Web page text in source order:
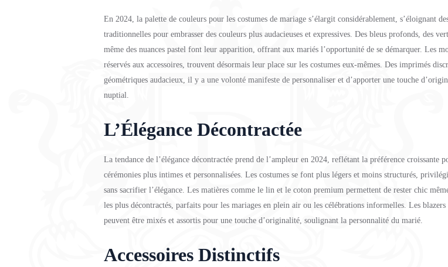
En 2024, la palette de couleurs pour les costumes de mariage s’élargit considérablement, s’éloignant
traditionnelles pour embrasser des couleurs plus audacieuses et expressives. Des bleus profonds, des
même des nuances pastel font leur apparition, offrant aux mariés l’opportunité de se démarquer. Les
réservés aux accessoires, trouvent désormais leur place sur les costumes eux-mêmes. Des imprimés
géométriques audacieux, il y a une volonté manifeste de personnaliser et d’apporter une touche
nuptial.
L’Élégance Décontractée
La tendance de l’élégance décontractée prend de l’ampleur en 2024, reflétant la préférence croissante
cérémonies plus intimes et personnalisées. Les costumes se font plus légers et moins structurés,
sans sacrifier l’élégance. Les matières comme le lin et le coton premium permettent de rester chic
les plus décontractés, parfaits pour les mariages en plein air ou les célébrations informelles. Les blazers
peuvent être mixés et assortis pour une touche d’originalité, soulignant la personnalité du marié.
Accessoires Distinctifs